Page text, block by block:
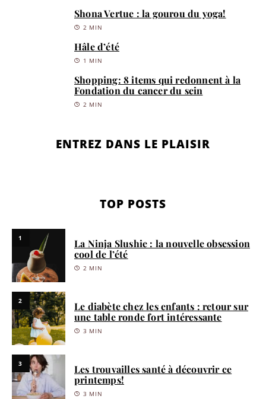
Shona Vertue : la gourou du yoga!
2 MIN
Hâle d’été
1 MIN
Shopping: 8 items qui redonnent à la
Fondation du cancer du sein
2 MIN
ENTREZ DANS LE PLAISIR
TOP POSTS
1
La Ninja Slushie : la nouvelle obsession
cool de l’été
2 MIN
2
Le diabète chez les enfants : retour sur
une table ronde fort intéressante
3 MIN
3
Les trouvailles santé à découvrir ce
printemps!
3 MIN